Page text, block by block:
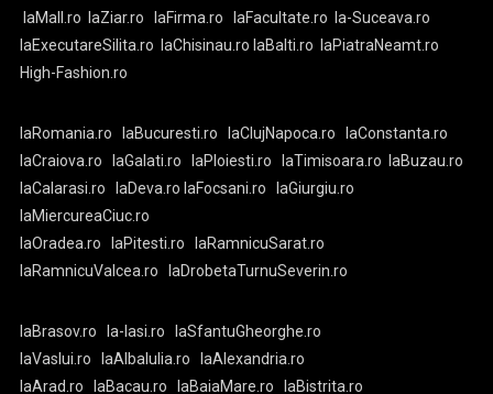
laMall.ro
laZiar.ro laFirma.ro laFacultate.ro
la-Suceava.ro
laExecutareSilita.ro
laChisinau.ro laBalti.ro
laPiatraNeamt.ro
High-Fashion.ro
laRomania.ro laBucuresti.ro laClujNapoca.ro
laConstanta.ro
laCraiova.ro
laGalati.ro laPloiesti.ro laTimisoara.ro
laBuzau.ro
laCalarasi.ro
laDeva.ro laFocsani.ro
laGiurgiu.ro
laMiercureaCiuc.ro
laOradea.ro
laPitesti.ro
laRamnicuSarat.ro
laRamnicuValcea.ro
laDrobetaTurnuSeverin.ro
laBrasov.ro la-Iasi.ro
laSfantuGheorghe.ro
laVaslui.ro
laAlbaIulia.ro
laAlexandria.ro
laArad.ro
laBacau.ro laBaiaMare.ro laBistrita.ro